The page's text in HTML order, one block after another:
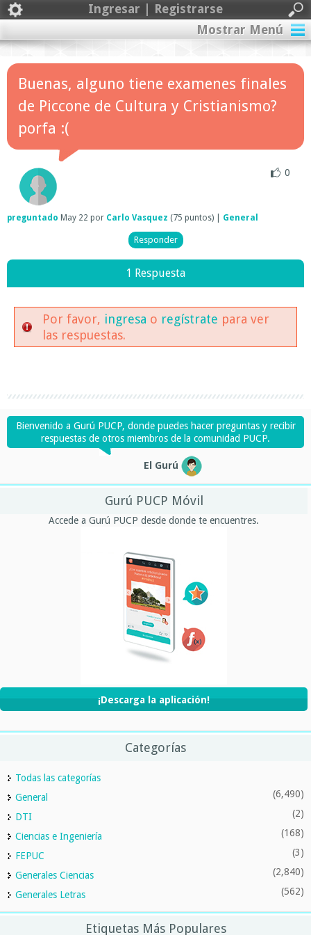
Ingresar | Registrarse
Mostrar Menú
Buenas, alguno tiene examenes finales
de Piccone de Cultura y Cristianismo?
porfa :(
0
preguntado May 22 por Carlo Vasquez (75 puntos) General
1 Respuesta
Por favor, ingresa o regístrate para ver
las respuestas.
Bienvenido a Gurú PUCP, donde puedes hacer preguntas y recibir
respuestas de otros miembros de la comunidad PUCP.
El Gurú
Gurú PUCP Móvil
Accede a Gurú PUCP desde donde te encuentres.
¡Descarga la aplicación!
Categorías
Todas las categorías
General
(6,490)
DTI (2)
Ciencias e Ingeniería (168)
FEPUC (3)
Generales Ciencias (2,840)
Generales Letras (562)
Etiquetas Más Populares